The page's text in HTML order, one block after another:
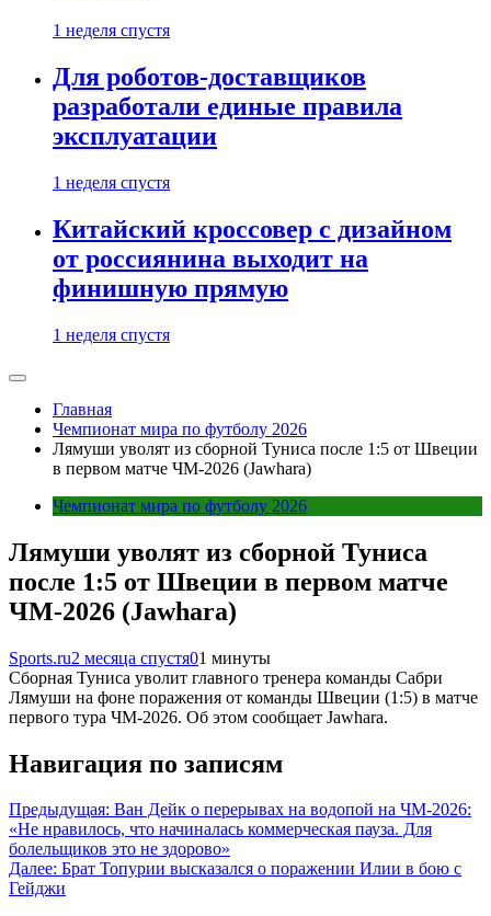
1 неделя спустя
Для роботов-доставщиков
разработали единые правила
эксплуатации
1 неделя спустя
Китайский кроссовер с дизайном
от россиянина выходит на
финишную прямую
1 неделя спустя
Главная
Чемпионат мира по футболу 2026
Лямуши уволят из сборной Туниса после 1:5 от Швеции
в первом матче ЧМ-2026 (Jawhara)
Чемпионат мира по футболу 2026
Лямуши уволят из сборной Туниса
после 1:5 от Швеции в первом матче
ЧМ-2026 (Jawhara)
Sports.ru2 месяца спустя01 минуты
Сборная Туниса уволит главного тренера команды Сабри
Лямуши на фоне поражения от команды Швеции (1:5) в матче
первого тура ЧМ-2026. Об этом сообщает Jawhara.
Навигация по записям
Предыдущая: Ван Дейк о перерывах на водопой на ЧМ-2026:
«Не нравилось, что начиналась коммерческая пауза. Для
болельщиков это не здорово»
Далее: Брат Топурии высказался о поражении Илии в бою с
Гейджи